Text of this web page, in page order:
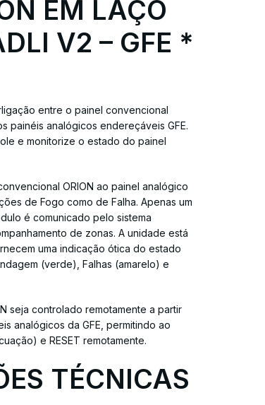
EM LAÇO
V2 – GFE *
entre o painel convencional
painéis analógicos endereçáveis GFE.
e monitorize o estado do painel
ORION ao painel analógico
de Fogo como de Falha. Apenas um
é comunicado pelo sistema
de zonas. A unidade está
uma indicação ótica do estado
(verde), Falhas (amarelo) e
seja controlado remotamente a partir
analógicos da GFE, permitindo ao
e RESET remotamente.
TÉCNICAS